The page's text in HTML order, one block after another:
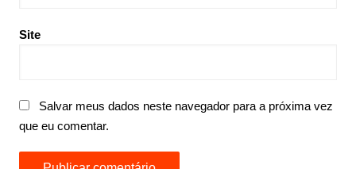
Site
Salvar meus dados neste navegador para a próxima vez
que eu comentar.